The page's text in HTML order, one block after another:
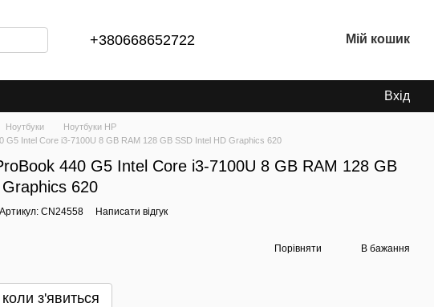
+380668652722 Мій кошик
Вхід
Ноутбуки
Ноутбуки HP
G5 Intel Core i3-7100U 8 GB RAM 128 GB SSD Intel HD Graphics 620
440 G5 Intel Core i3-7100U 8 GB RAM 128 GB
620
Артикул: CN24558 Написати відгук
Порівняти В бажання
з'явиться